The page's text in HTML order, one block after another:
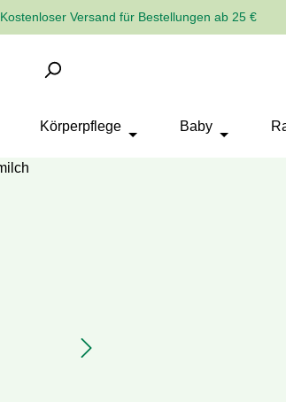
Kostenloser Versand für Bestellungen ab 25 €
Körperpflege Baby